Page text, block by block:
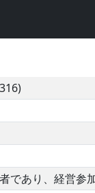
であり、経営参